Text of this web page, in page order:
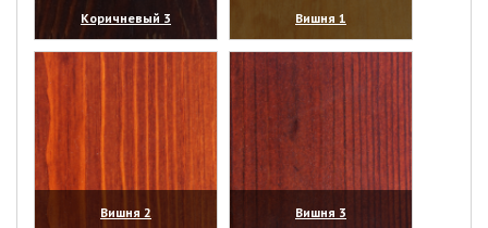
Коричневый 3
(увеличить)
Вишня 1
(увеличить)
Вишня 2
Вишня 3